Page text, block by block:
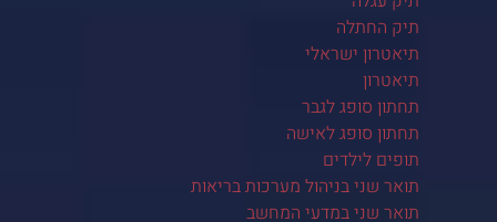
תיק החתלה
תיאטרון ישראלי
תיאטרון
תחתון סופג לגבר
תחתון סופג לאישה
תופים לילדים
תואר שני בניהול מערכות בריאות
תואר שני במדעי המחשב